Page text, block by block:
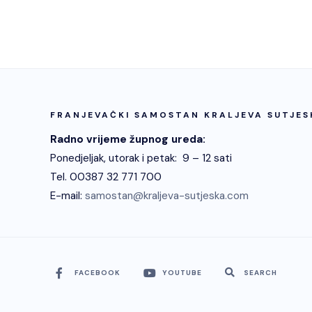
FRANJEVAČKI SAMOSTAN KRALJEVA
Radno vrijeme župnog ureda:
Ponedjeljak, utorak i petak: 9 – 12 sati
Tel. 00387 32 771 700
E-mail: samostan@kraljeva-sutjeska.com
FACEBOOK YOUTUBE SEARCH